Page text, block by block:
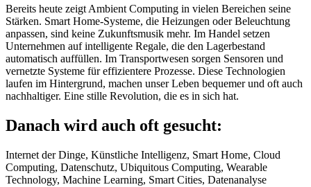
Bereits heute zeigt Ambient Computing in vielen Bereichen seine
Stärken. Smart Home-Systeme, die Heizungen oder Beleuchtung
anpassen, sind keine Zukunftsmusik mehr. Im Handel setzen
Unternehmen auf intelligente Regale, die den Lagerbestand
automatisch auffüllen. Im Transportwesen sorgen Sensoren und
vernetzte Systeme für effizientere Prozesse. Diese Technologien
laufen im Hintergrund, machen unser Leben bequemer und oft auch
nachhaltiger. Eine stille Revolution, die es in sich hat.
Danach wird auch oft gesucht:
Internet der Dinge, Künstliche Intelligenz, Smart Home, Cloud
Computing, Datenschutz, Ubiquitous Computing, Wearable
Technology, Machine Learning, Smart Cities, Datenanalyse